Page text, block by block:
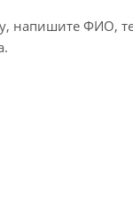
напишите ФИО,